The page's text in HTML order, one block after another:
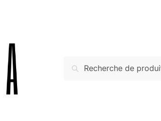
RECHERCHE